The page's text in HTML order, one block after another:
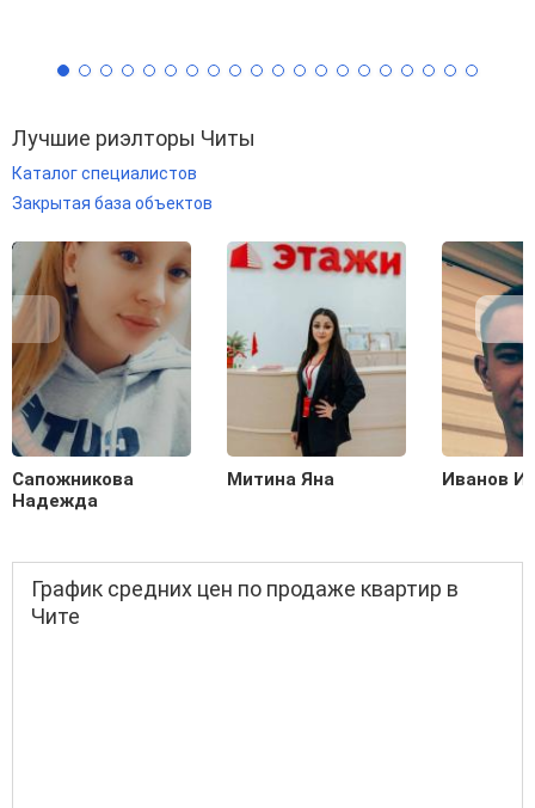
Лучшие риэлторы Читы
Каталог специалистов
Закрытая база объектов
Сапожникова
Надежда
Митина Яна Иванов
График средних цен по продаже квартир в
Чите